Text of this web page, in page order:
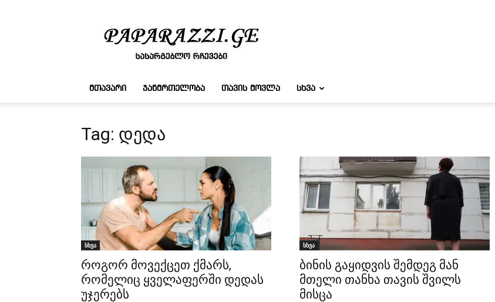
რჩევები
ᲛᲗᲐᲕᲐᲠᲘ ᲯᲐᲜᲛᲠᲗᲔᲚᲝᲑᲐ ᲗᲐᲕᲘᲡ ᲛᲝᲕᲚᲐ ᲡᲮᲕᲐ
Tag: დედა
სხვა
როგორ მოვექცეთ ქმარს,
რომელიც ყველაფერში დედას
უჯერებს
სხვა
ბინის გაყიდვის შემდეგ მან
მთელი თანხა თავის შვილს
მისცა